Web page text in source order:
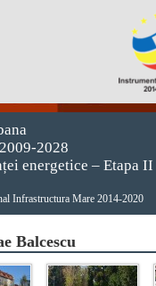
2028
energetice – Etapa II
Infrastructura Mare 2014-2020
Balcescu